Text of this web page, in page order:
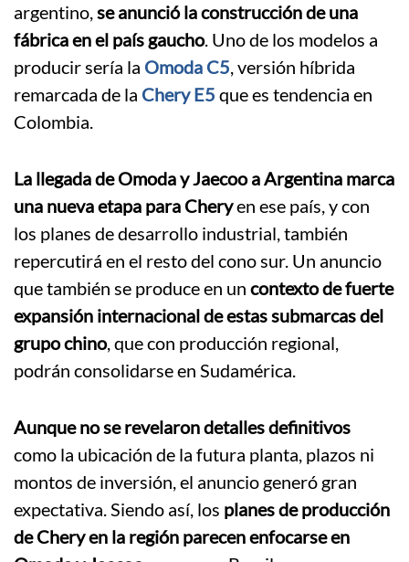
argentino,se anunció la construcción de una
fábrica en el país gaucho. Uno de los modelos a
producir sería la Omoda C5, versión híbrida
remarcada de la Chery E5 que es tendencia en
Colombia.
La llegada de Omoda y Jaecoo a Argentina marca
una nueva etapa para Cheryen ese país, y con
los planes de desarrollo industrial, también
repercutirá en el resto del cono sur. Un anuncio
que también se produce en un contexto de fuerte
expansión internacional de estas submarcas del
grupo chino, que con producción regional,
podrán consolidarse en Sudamérica.
Aunque no se revelaron detalles definitivos
como la ubicación de la futura planta, plazos ni
montos de inversión, el anuncio generó gran
expectativa. Siendo así, los planes de producción
de Chery en la región parecen enfocarse en